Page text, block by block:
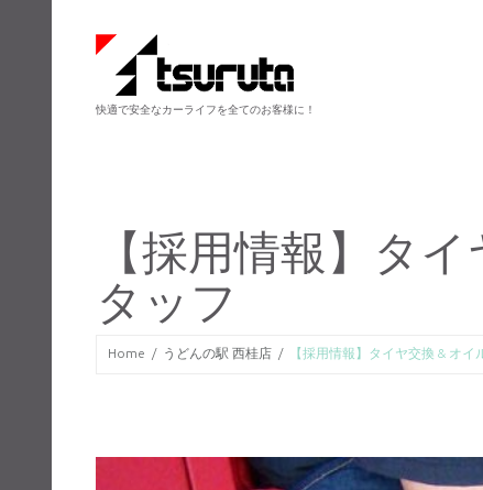
快適で安全なカーライフを全てのお客様に！
【採用情報】タ
タッフ
Home うどんの駅 西桂店 【採用情報】タイヤ交換 & オ